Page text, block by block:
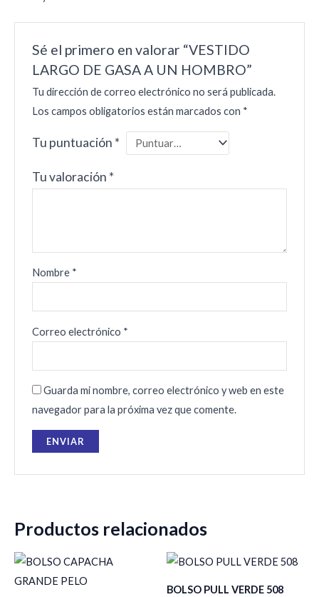
Sé el primero en valorar “VESTIDO
LARGO DE GASA A UN HOMBRO”
Tu dirección de correo electrónico no será publicada.
Los campos obligatorios están marcados con *
Tu puntuación *
Tu valoración *
Nombre *
Correo electrónico *
Guarda mi nombre, correo electrónico y web en este
navegador para la próxima vez que comente.
Productos relacionados
BOLSO PULL VERDE 508